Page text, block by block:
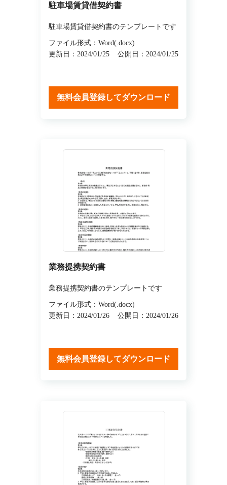
駐車場賃貸借契約書
駐車場賃貸借契約書のテンプレートです
ファイル形式：Word(.docx)
更新日：2024/01/25
公開日：2024/01/25
無料会員登録してダウンロード
業務提携契約書
業務提携契約書のテンプレートです
ファイル形式：Word(.docx)
更新日：2024/01/26
公開日：2024/01/26
無料会員登録してダウンロード